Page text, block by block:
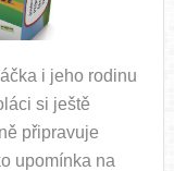
i jeho rodinu
si ještě
připravuje
upomínka na